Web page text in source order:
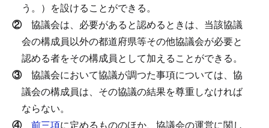
う。）を設けることができる。
② 協議会は、必要があると認めるときは、当該協議
会の構成員以外の都道府県等その他協議会が必要と
認める者をその構成員として加えることができる。
③ 協議会において協議が調つた事項については、協
議会の構成員は、その協議の結果を尊重しなければ
ならない。
④ 前三項に定めるもののほか、協議会の運営に関し